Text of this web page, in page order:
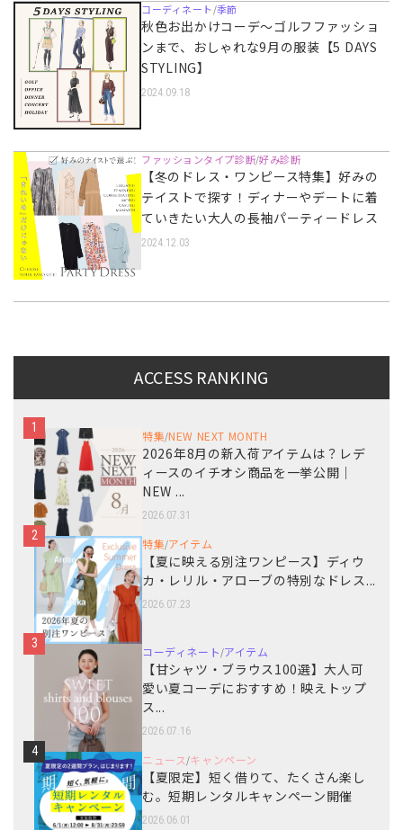
コーディネート /季節
秋色お出かけコーデ～ゴルフファッショ
ンまで、おしゃれな9月の服装【5 DAYS
STYLING】
2024.09.18
ファッションタイプ診断/好み診断
【冬のドレス・ワンピース特集】好みの
テイストで探す！ディナーやデートに着
ていきたい大人の長袖パーティードレス
2024.12.03
ACCESS RANKING
1
特集/NEW NEXT MONTH
2026年8月の新入荷アイテムは？レデ
ィースのイチオシ商品を一挙公開｜
NEW ...
2026.07.31
2
特集/アイテム
【夏に映える別注ワンピース】ディウ
カ・レリル・アローブの特別なドレス...
2026.07.23
3
コーディネート /アイテム
【甘シャツ・ブラウス100選】大人可
愛い夏コーデにおすすめ！映えトップ
ス...
2026.07.16
4
ニュース /キャンペーン
【夏限定】短く借りて、たくさん楽し
む。短期レンタルキャンペーン開催
2026.06.01